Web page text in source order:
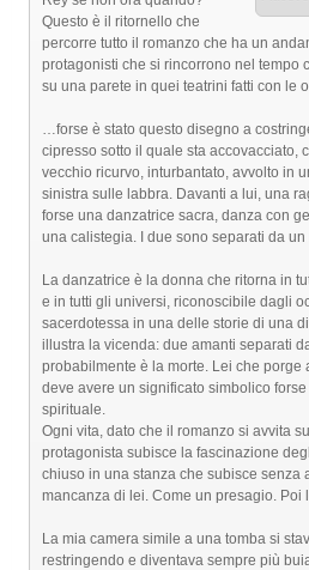
Questo è il ritornello che
percorre tutto il romanzo che ha un
protagonisti che si rincorrono nel tempo
su una parete in quei teatrini fatti con le
…forse è stato questo disegno a
cipresso sotto il quale sta accovacciato,
vecchio ricurvo, inturbantato, avvolto in
sinistra sulle labbra. Davanti a lui, una
forse una danzatrice sacra, danza con
una calistegia. I due sono separati da un
La danzatrice è la donna che ritorna in
e in tutti gli universi, riconoscibile dagli
sacerdotessa in una delle storie di una
illustra la vicenda: due amanti separati
probabilmente è la morte. Lei che porge
deve avere un significato simbolico
spirituale.
Ogni vita, dato che il romanzo si avvita
protagonista subisce la fascinazione
chiuso in una stanza che subisce senza
mancanza di lei. Come un presagio. Poi
La mia camera simile a una tomba si
restringendo e diventava sempre più